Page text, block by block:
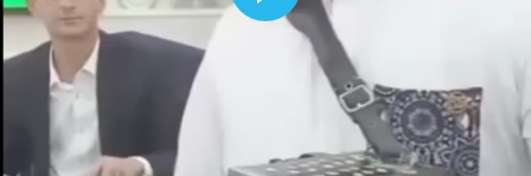
Minaya düşən Muğan toyda